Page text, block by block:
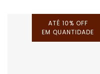
ATÉ 10% OFF
EM QUANTIDADE